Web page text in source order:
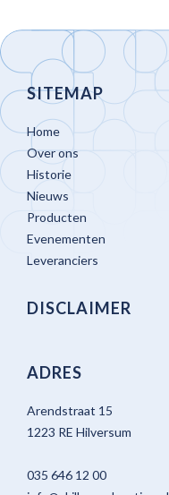
SITEMAP
Home
Over ons
Historie
Nieuws
Producten
Evenementen
Leveranciers
DISCLAIMER
ADRES
Arendstraat 15
1223 RE Hilversum
035 646 12 00